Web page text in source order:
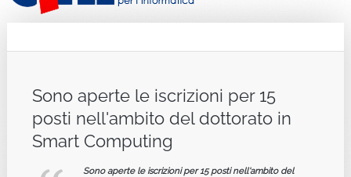
Sono aperte le iscrizioni per 15
posti nell'ambito del dottorato in
Smart Computing
Sono aperte le iscrizioni per 15 posti nell'ambito del